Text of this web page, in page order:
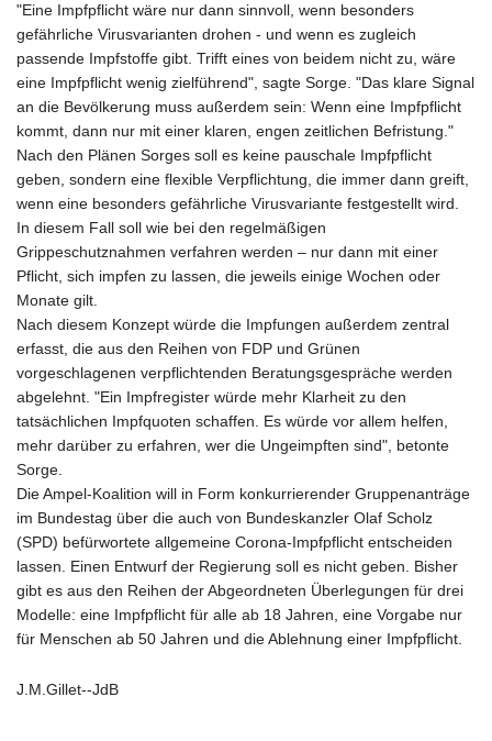
"Eine Impfpflicht wäre nur dann sinnvoll, wenn besonders
gefährliche Virusvarianten drohen - und wenn es zugleich
passende Impfstoffe gibt. Trifft eines von beidem nicht zu, wäre
eine Impfpflicht wenig zielführend", sagte Sorge. "Das klare Signal
an die Bevölkerung muss außerdem sein: Wenn eine Impfpflicht
kommt, dann nur mit einer klaren, engen zeitlichen Befristung."
Nach den Plänen Sorges soll es keine pauschale Impfpflicht
geben, sondern eine flexible Verpflichtung, die immer dann greift,
wenn eine besonders gefährliche Virusvariante festgestellt wird.
In diesem Fall soll wie bei den regelmäßigen
Grippeschutznahmen verfahren werden – nur dann mit einer
Pflicht, sich impfen zu lassen, die jeweils einige Wochen oder
Monate gilt.
Nach diesem Konzept würde die Impfungen außerdem zentral
erfasst, die aus den Reihen von FDP und Grünen
vorgeschlagenen verpflichtenden Beratungsgespräche werden
abgelehnt. "Ein Impfregister würde mehr Klarheit zu den
tatsächlichen Impfquoten schaffen. Es würde vor allem helfen,
mehr darüber zu erfahren, wer die Ungeimpften sind", betonte
Sorge.
Die Ampel-Koalition will in Form konkurrierender Gruppenanträge
im Bundestag über die auch von Bundeskanzler Olaf Scholz
(SPD) befürwortete allgemeine Corona-Impfpflicht entscheiden
lassen. Einen Entwurf der Regierung soll es nicht geben. Bisher
gibt es aus den Reihen der Abgeordneten Überlegungen für drei
Modelle: eine Impfpflicht für alle ab 18 Jahren, eine Vorgabe nur
für Menschen ab 50 Jahren und die Ablehnung einer Impfpflicht.
J.M.Gillet--JdB